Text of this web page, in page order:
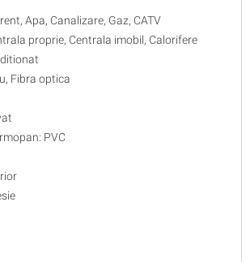
Apa, Canalizare, Gaz, CATV
proprie, Centrala imobil, Calorifere
Fibra optica
PVC